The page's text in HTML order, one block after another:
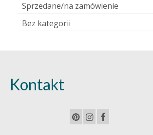
Sprzedane/na zamówienie
Bez kategorii
Kontakt